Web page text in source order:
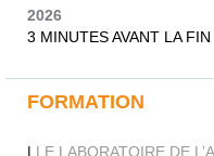
2026
3 MINUTES AVANT LA
FORMATION
| LE LABORATOIRE DE